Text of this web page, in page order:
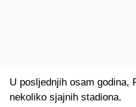
U posljednjih osam godina,
nekoliko sjajnih stadiona.